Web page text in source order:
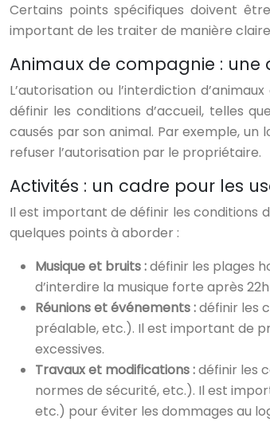
Certains points spécifiques doivent
important de les traiter de manière
Animaux de compagnie :
L’autorisation ou l’interdiction
définir les conditions d’accueil, telles
causés par son animal. Par exemple,
refuser l’autorisation par le propriétaire.
Activités : un cadre pour les
Il est important de définir les conditions
quelques points à aborder :
Musique et bruits :définir les plages
d’interdire la musique forte après
Réunions et événements :définir les
préalable, etc.). Il est important de
excessives.
Travaux et modifications :définir les
normes de sécurité, etc.). Il est
etc.) pour éviter les dommages au